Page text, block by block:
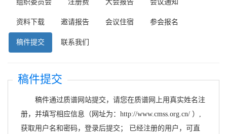
组织委员会 注册费 大会报告 会议通知
资料下载 邀请报告 会议住宿 参会报名
稿件提交 联系我们
稿件提交
稿件通过质谱网站提交，请您在质谱网上用真实姓名注
册，并填写相应信息（网址为：http://www.cmss.org.cn/ ）,
获取用户名和密码，登录后提交； 已经注册的用户，可直